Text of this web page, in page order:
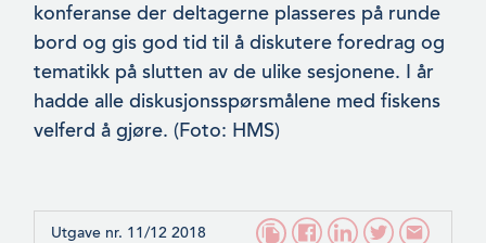
konferanse der delta­gerne plasseres på runde
bord og gis god tid til å diskutere foredrag og
tematikk på slutten av de ulike sesjonene. I år
hadde alle diskusjonsspørsmålene med fiskens
velferd å gjøre. (Foto: HMS)
Utgave nr. 11/12 2018